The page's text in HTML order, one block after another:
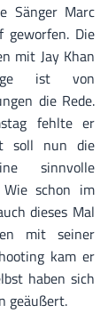
Sänger Marc
geworfen. Die
mit Jay Khan
ist von
die Rede.
fehlte er
soll nun die
sinnvolle
schon im
dieses Mal
mit seiner
kam er
haben sich
geäußert.